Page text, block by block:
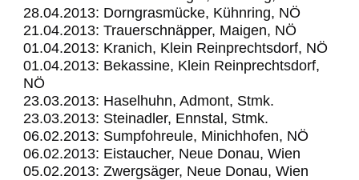
28.04.2013: Dorngrasmücke, Kühnring, NÖ
21.04.2013: Trauerschnäpper, Maigen, NÖ
01.04.2013: Kranich, Klein Reinprechtsdorf, NÖ
01.04.2013: Bekassine, Klein Reinprechtsdorf,
NÖ
23.03.2013: Haselhuhn, Admont, Stmk.
23.03.2013: Steinadler, Ennstal, Stmk.
06.02.2013: Sumpfohreule, Minichhofen, NÖ
06.02.2013: Eistaucher, Neue Donau, Wien
05.02.2013: Zwergsäger, Neue Donau, Wien